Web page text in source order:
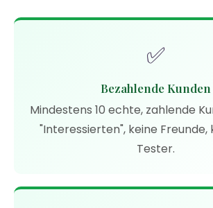
✅
Bezahlende Kunden
Mindestens 10 echte, zahlende
"Interessierten", keine Freunde,
Tester.